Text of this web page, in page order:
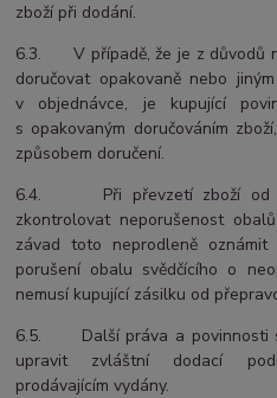
zboží při dodání.
6.3. V případě, že je z důvodů
doručovat opakovaně nebo
v objednávce, je kupující
s opakovaným doručováním
způsobem doručení.
6.4. Při převzetí zboží od
zkontrolovat neporušenost
závad toto neprodleně
porušení obalu svědčícího o
nemusí kupující zásilku od
6.5. Další práva a povinnosti
upravit zvláštní dodací
prodávajícím vydány.